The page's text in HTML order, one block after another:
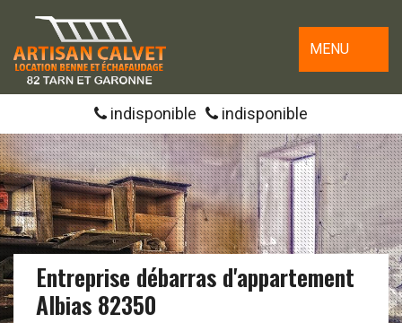
MENU
indisponible indisponible
Entreprise débarras d'appartement
Albias 82350